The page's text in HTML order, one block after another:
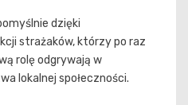
dzięki
strażaków, którzy po raz
rolę odgrywają w
lokalnej społeczności.